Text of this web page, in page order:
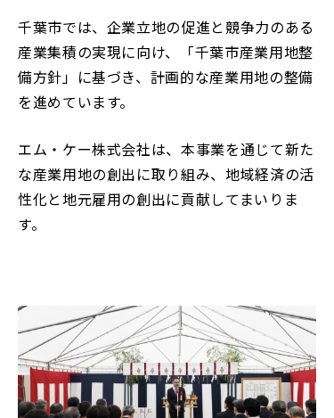
千葉市では、企業立地の促進と競争力のある
産業集積の実現に向け、「千葉市産業用地整
備方針」に基づき、計画的な産業用地の整備
を進めています。
エム・ケー株式会社は、本事業を通じて新た
な産業用地の創出に取り組み、地域経済の活
性化と地元雇用の創出に貢献してまいりま
す。